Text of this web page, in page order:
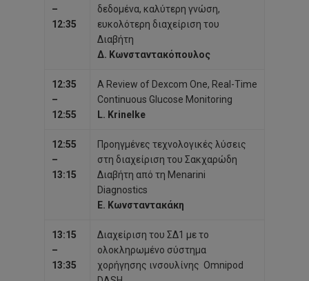
–
12:35
δεδομένα, καλύτερη γνώση,
ευκολότερη διαχείριση του
Διαβήτη
Δ. Κωνσταντακόπουλος
12:35
–
12:55
A Review of Dexcom One, Real-Time
Continuous Glucose Monitoring
L. Krinelke
12:55
–
13:15
Προηγμένες τεχνολογικές λύσεις
στη διαχείριση του Σακχαρώδη
Διαβήτη από τη Menarini
Diagnostics
Ε. Κωνσταντακάκη
13:15
–
13:35
Διαχείριση του ΣΔ1 με το
ολοκληρωμένο σύστημα
χορήγησης ινσουλίνης Omnipod